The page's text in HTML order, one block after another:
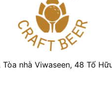
Tòa nhà Viwaseen, 48 Tố